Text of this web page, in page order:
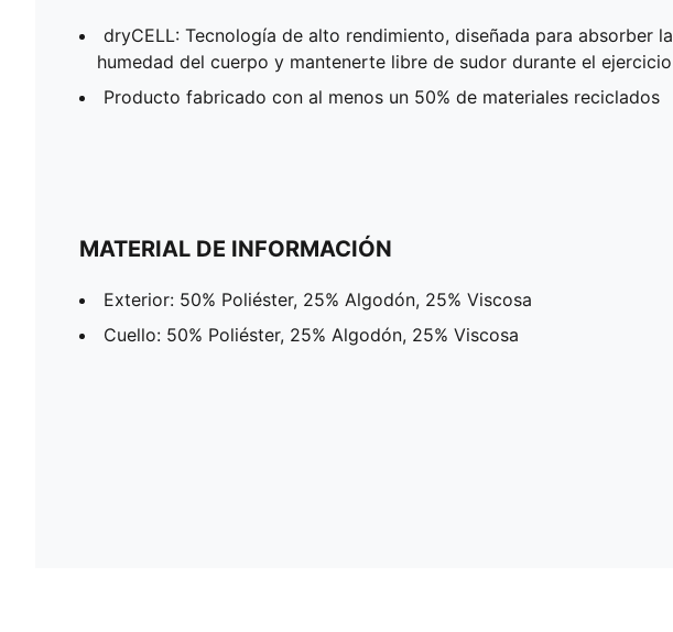
dryCELL: Tecnología de alto rendimiento, diseñada para absorber la
humedad del cuerpo y mantenerte libre de sudor durante el ejercicio
Producto fabricado con al menos un 50% de materiales reciclados
MATERIAL DE INFORMACIÓN
Exterior: 50% Poliéster, 25% Algodón, 25% Viscosa
Cuello: 50% Poliéster, 25% Algodón, 25% Viscosa